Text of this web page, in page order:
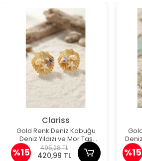
Clariss
Gold Renk Deniz Kabuğu
Deniz Yıldızı ve Mor Taş
Detaylı Küpe
%15 495,28 TL
420,99 TL %15